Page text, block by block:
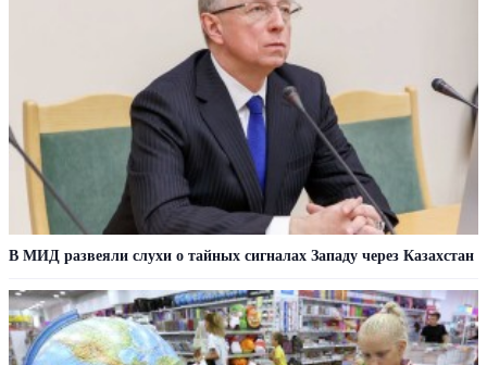
В МИД развеяли слухи о тайных сигналах Западу через Казахстан